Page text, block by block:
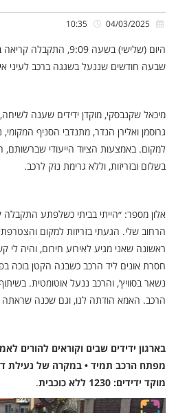
היום (שלישי) בשעה 9:09,
שבעה חודשים שננעל בשגגה ברכב לעיני
מיכאל שקנבסקי, מוקדן ידידים שענה
גרוסמן ואלירן הנדר, מתנדבי הסניף
למקום. באמצעות הציוד הייעודי שברשותם,
בשלום ובזריזות, וללא גרימת נזק לרכב.
אלון מספר: ״הייתי בביתי כשלפתע
הרחוב שלי. הגעתי בזריזות למקום
ראשונה שאני מגיע לאירוע חירום, והיה
חסרת אונים ליד הרכב כשבנה הקטן בוכה
נשאר בסוויץ’, והרכב ננעל אוטומטית.
הרכב. האמא הודתה לנו, וגם שכנה שראתה
בארגון ידידים שבים וקוראים להורים
מפתח הרכב תמיד • במקרה של נעילת
מוקד ידידים: 1230 ללא כוכבית
.